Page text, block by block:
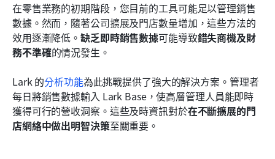
在零售業務的初期階段，您目前的工具可能足以管理銷售
數據。然而，隨著公司擴展及門店數量增加，這些方法的
效用逐漸降低。缺乏即時銷售數據可能導致錯失商機及財
務不準確的情況發生。
Lark 的分析功能為此挑戰提供了強大的解決方案。管理者
每日將銷售數據輸入 Lark Base，使高層管理人員能即時
獲得可行的營收洞察。這些及時資訊對於在不斷擴展的門
店網絡中做出明智決策至關重要。